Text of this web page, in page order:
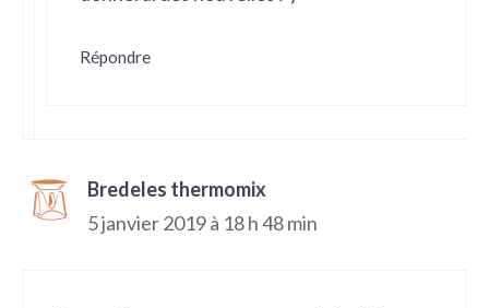
Répondre
Bredeles thermomix
5 janvier 2019 à 18 h 48 min